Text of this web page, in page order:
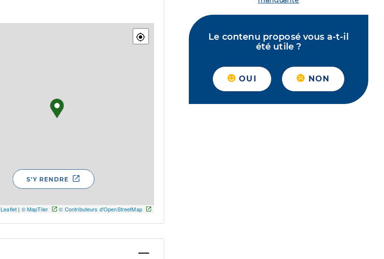
Leaflet | © MapTiler © Contributeurs d'OpenStreetMap
S'Y RENDRE
Le contenu proposé vous a-t-il
été utile ?
OUI NON